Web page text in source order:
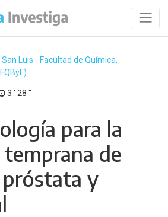
Luis - Facultad de Química,
3 ′ 28 ′′
para la
de
próstata y